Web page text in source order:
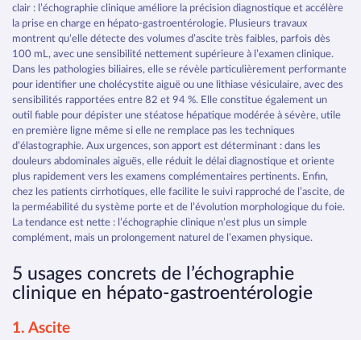
clair : l’échographie clinique améliore la précision diagnostique et accélère
la prise en charge en hépato‑gastroentérologie. Plusieurs travaux
montrent qu’elle détecte des volumes d’ascite très faibles, parfois dès
100 mL, avec une sensibilité nettement supérieure à l’examen clinique.
Dans les pathologies biliaires, elle se révèle particulièrement performante
pour identifier une cholécystite aiguë ou une lithiase vésiculaire, avec des
sensibilités rapportées entre 82 et 94 %. Elle constitue également un
outil fiable pour dépister une stéatose hépatique modérée à sévère, utile
en première ligne même si elle ne remplace pas les techniques
d’élastographie. Aux urgences, son apport est déterminant : dans les
douleurs abdominales aiguës, elle réduit le délai diagnostique et oriente
plus rapidement vers les examens complémentaires pertinents. Enfin,
chez les patients cirrhotiques, elle facilite le suivi rapproché de l’ascite, de
la perméabilité du système porte et de l’évolution morphologique du foie.
La tendance est nette : l’échographie clinique n’est plus un simple
complément, mais un prolongement naturel de l’examen physique.
5 usages concrets de l’échographie
clinique en hépato‑gastroentérologie
1. Ascite